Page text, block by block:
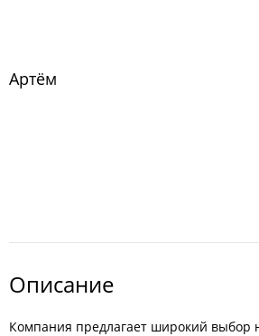
Артём
Описание
Компания предлагает широкий выбор